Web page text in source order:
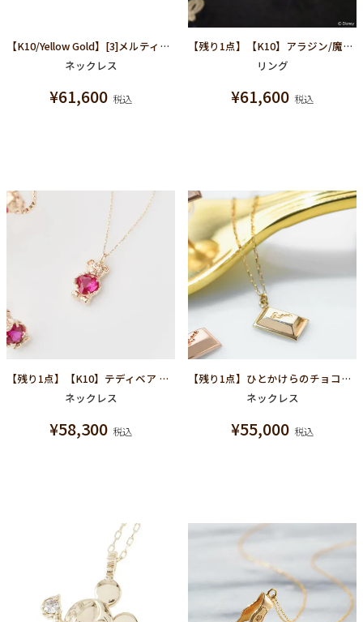
【K10/Yellow Gold】[3]メルティーナンバー ネックレス
ネックレス
¥61,600 税込
【残り1点】【K10】アラジン/魔法のランプ リング【ディズニー アクセサリー】【アラジン】
リング
¥61,600 税込
【残り1点】【K10】テディベア ネックレス
ネックレス
¥58,300 税込
【残り1点】ひとかけらのチョコレート ネックレス(K10イエローゴールド)
ネックレス
¥55,000 税込